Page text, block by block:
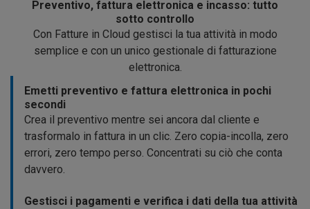
Preventivo, fattura elettronica e incasso: tutto
sotto controllo
Con Fatture in Cloud gestisci la tua attività in modo
semplice e con un unico gestionale di fatturazione
elettronica.
Emetti preventivo e fattura elettronica in pochi
secondi
Crea il preventivo mentre sei ancora dal cliente e
trasformalo in fattura in un clic. Zero copia-incolla, zero
errori, zero tempo perso. Concentrati su ciò che conta
davvero.
Gestisci i pagamenti e verifica i dati della tua attività